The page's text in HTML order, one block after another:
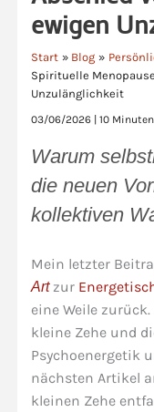
ewigen
Start Blog
Spirituelle
Unzulänglichkeit
03/06/2026 10
Warum
die neuen
kollektiven
Mein letzter
Artzur
eine Weile
kleine Zehe und
Psychoenergetik
nächsten Artikel
kleinen Zehe